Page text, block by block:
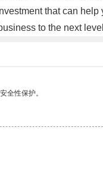
that can
to the next
全性保护。